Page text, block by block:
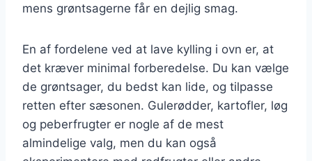
mens grøntsagerne får en dejlig smag.
En af fordelene ved at lave kylling i ovn er, at
det kræver minimal forberedelse. Du kan vælge
de grøntsager, du bedst kan lide, og tilpasse
retten efter sæsonen. Gulerødder, kartofler, løg
og peberfrugter er nogle af de mest
almindelige valg, men du kan også